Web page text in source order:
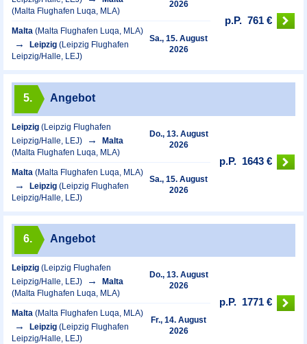
(Malta Flughafen Luqa, MLA)
2026
Malta (Malta Flughafen Luqa, MLA)
Leipzig (Leipzig Flughafen
Leipzig/Halle, LEJ)
Sa., 15. August
2026
p.P. 761 €
5. Angebot
Leipzig (Leipzig Flughafen
Leipzig/Halle, LEJ)
Malta
(Malta Flughafen Luqa, MLA)
Do., 13. August
2026
Malta (Malta Flughafen Luqa, MLA)
Leipzig (Leipzig Flughafen
Leipzig/Halle, LEJ)
Sa., 15. August
2026
p.P. 1643 €
6. Angebot
Leipzig (Leipzig Flughafen
Leipzig/Halle, LEJ)
Malta
(Malta Flughafen Luqa, MLA)
Do., 13. August
2026
Malta (Malta Flughafen Luqa, MLA)
Leipzig (Leipzig Flughafen
Leipzig/Halle, LEJ)
Fr., 14. August
2026
p.P. 1771 €